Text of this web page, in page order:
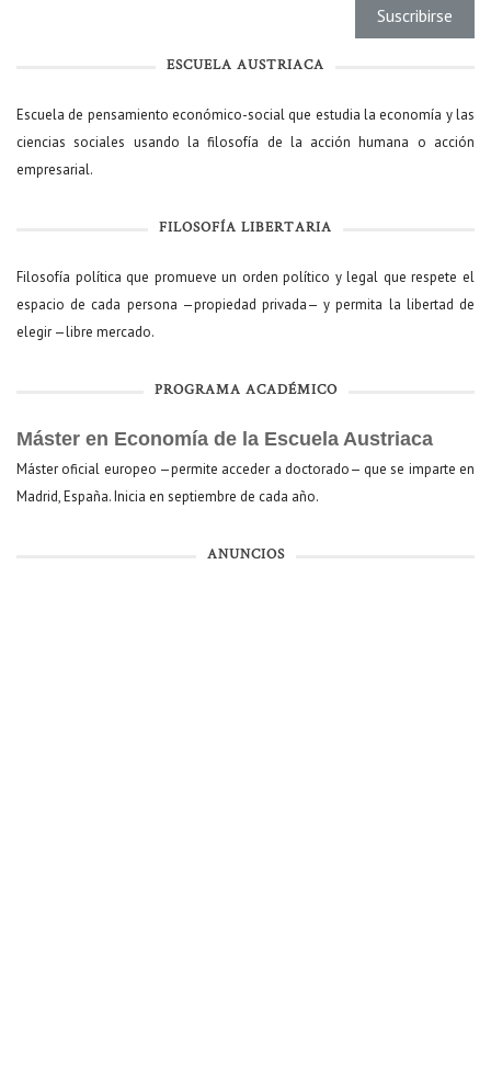
ESCUELA AUSTRIACA
Escuela de pensamiento económico-social que estudia la economía y las
ciencias sociales usando la filosofía de la acción humana o acción
empresarial.
FILOSOFÍA LIBERTARIA
Filosofía política que promueve un orden político y legal que respete el
espacio de cada persona —propiedad privada— y permita la libertad de
elegir —libre mercado.
PROGRAMA ACADÉMICO
Máster en Economía de la Escuela Austriaca
Máster oficial europeo —permite acceder a doctorado— que se imparte en
Madrid, España. Inicia en septiembre de cada año.
ANUNCIOS